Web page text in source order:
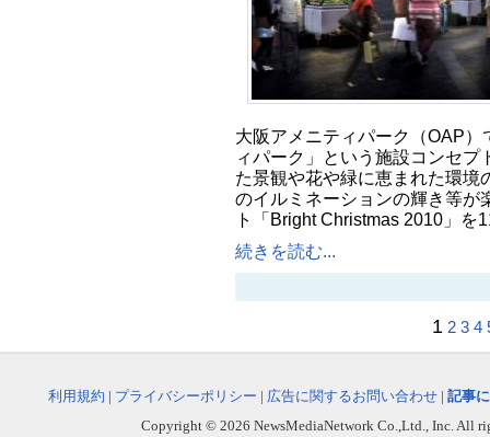
大阪アメニティパーク（OAP
ィパーク」という施設コンセプ
た景観や花や緑に恵まれた環境
のイルミネーションの輝き等が
ト「Bright Christmas 2010」
続きを読む...
1 2 3 4
利用規約 | プライバシーポリシー | 広告に関するお問い合わせ | 記事
Copyright © 2026 NewsMediaNetwork Co.,Ltd., Inc. All